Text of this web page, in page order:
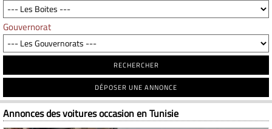
Gouvernorat
RECHERCHER
DÉPOSER UNE ANNONCE
Annonces des voitures occasion en Tunisie